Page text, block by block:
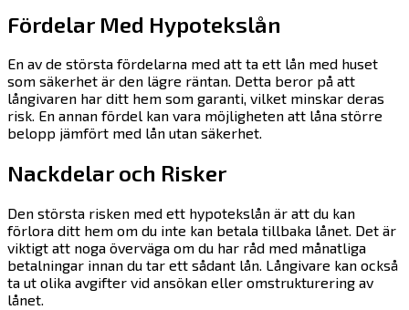
Fördelar Med Hypotekslån
En av de största fördelarna med att ta ett lån med huset
som säkerhet är den lägre räntan. Detta beror på att
långivaren har ditt hem som garanti, vilket minskar deras
risk. En annan fördel kan vara möjligheten att låna större
belopp jämfört med lån utan säkerhet.
Nackdelar och Risker
Den största risken med ett hypotekslån är att du kan
förlora ditt hem om du inte kan betala tillbaka lånet. Det är
viktigt att noga överväga om du har råd med månatliga
betalningar innan du tar ett sådant lån. Långivare kan också
ta ut olika avgifter vid ansökan eller omstrukturering av
lånet.